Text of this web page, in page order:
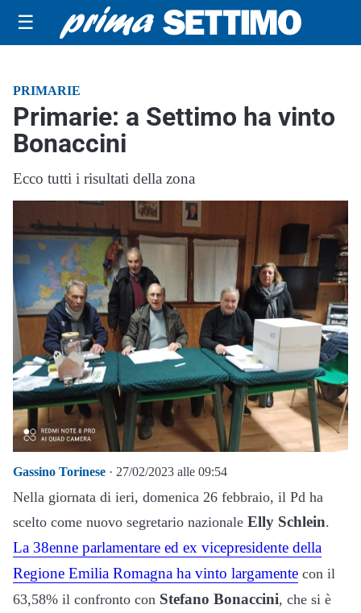
☰
PRIMARIE
Primarie: a Settimo ha vinto
Bonaccini
Ecco tutti i risultati della zona
Gassino Torinese · 27/02/2023 alle 09:54
Nella giornata di ieri, domenica 26 febbraio, il Pd ha
scelto come nuovo segretario nazionale Elly Schlein.
La 38enne parlamentare ed ex vicepresidente della
Regione Emilia Romagna ha vinto largamente con il
63,58% il confronto con Stefano Bonaccini, che si è